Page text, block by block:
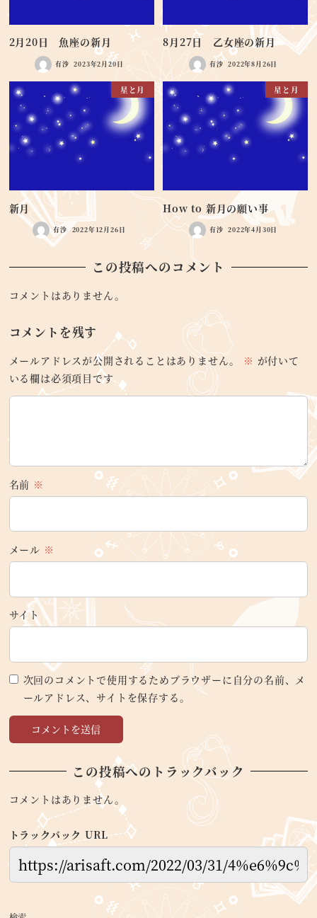
2月20日 魚座の新月
有沙 2023年2月20日
8月27日 乙女座の新月
有沙 2022年8月26日
星と月
新月
有沙 2022年12月26日
星と月
How to 新月の願い事
有沙 2022年4月30日
この投稿へのコメント
コメントはありません。
コメントを残す
メールアドレスが公開されることはありません。 ※ が付いて
いる欄は必須項目です
名前 ※
メール ※
サイト
次回のコメントで使用するためブラウザーに自分の名前、メ
ールアドレス、サイトを保存する。
この投稿へのトラックバック
コメントはありません。
トラックバック URL